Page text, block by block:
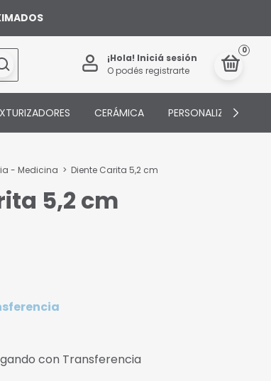
¡Hola! Iniciá sesión
O podés registrarte
0
CERÁMICA PERSONALIZADOS
- Medicina > Diente Carita 5,2 cm
5,2 cm
con Transferencia